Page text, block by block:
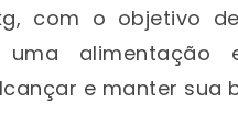
com o objetivo
uma
e manter sua